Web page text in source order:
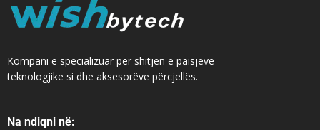
Kompani e specializuar për shitjen e paisjeve
teknologjike si dhe aksesorëve përcjellës.
Na ndiqni në: